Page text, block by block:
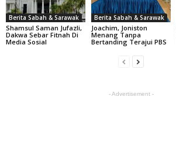
Berita Sabah & Sarawak
Shamsul Saman Jufazli,
Dakwa Sebar Fitnah Di
Media Sosial
Berita Sabah & Sarawak
Joachim, Joniston
Menang Tanpa
Bertanding Terajui PBS
- Advertisement -